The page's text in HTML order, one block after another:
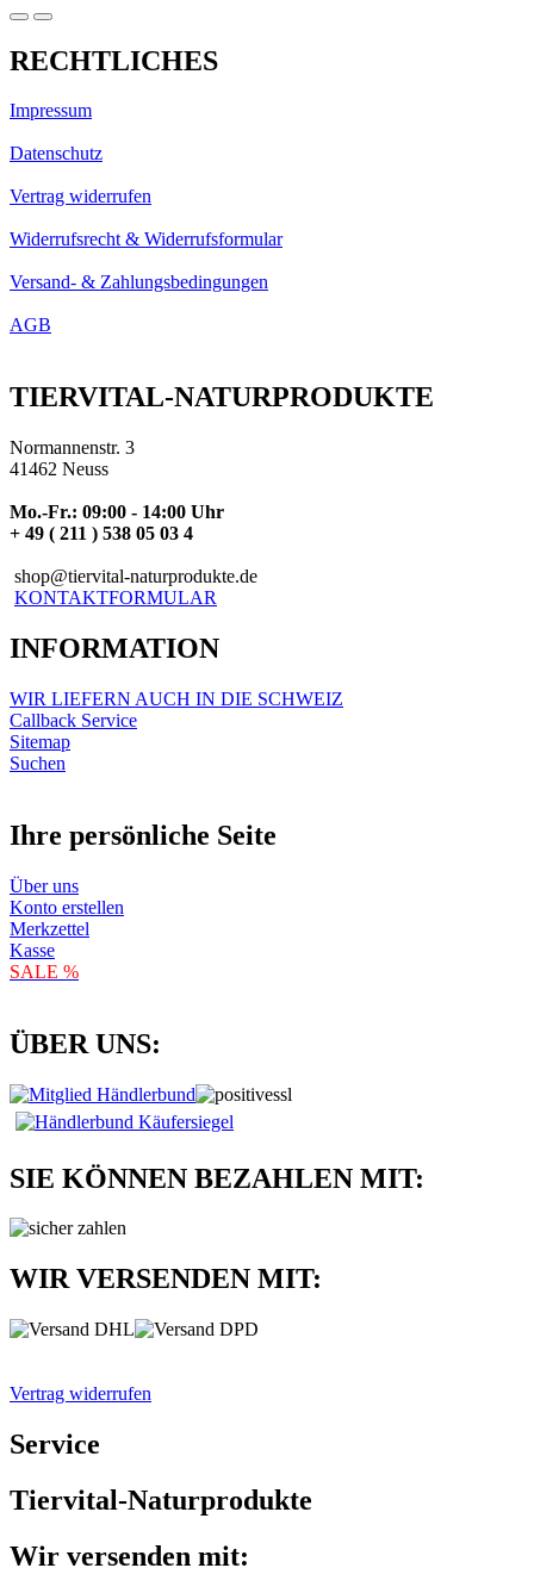
RECHTLICHES
Impressum
Datenschutz
Vertrag widerrufen
Widerrufsrecht & Widerrufsformular
Versand- & Zahlungsbedingungen
AGB
TIERVITAL-NATURPRODUKTE
Normannenstr. 3
41462 Neuss
Mo.-Fr.: 09:00 - 14:00 Uhr
+ 49 ( 211 ) 538 05 03 4
shop@tiervital-naturprodukte.de
KONTAKTFORMULAR
INFORMATION
WIR LIEFERN AUCH IN DIE SCHWEIZ
Callback Service
Sitemap
Suchen
Ihre persönliche Seite
Über uns
Konto erstellen
Merkzettel
Kasse
SALE %
ÜBER UNS:
SIE KÖNNEN BEZAHLEN MIT:
WIR VERSENDEN MIT:
Vertrag widerrufen
Service
Tiervital-Naturprodukte
Wir versenden mit: